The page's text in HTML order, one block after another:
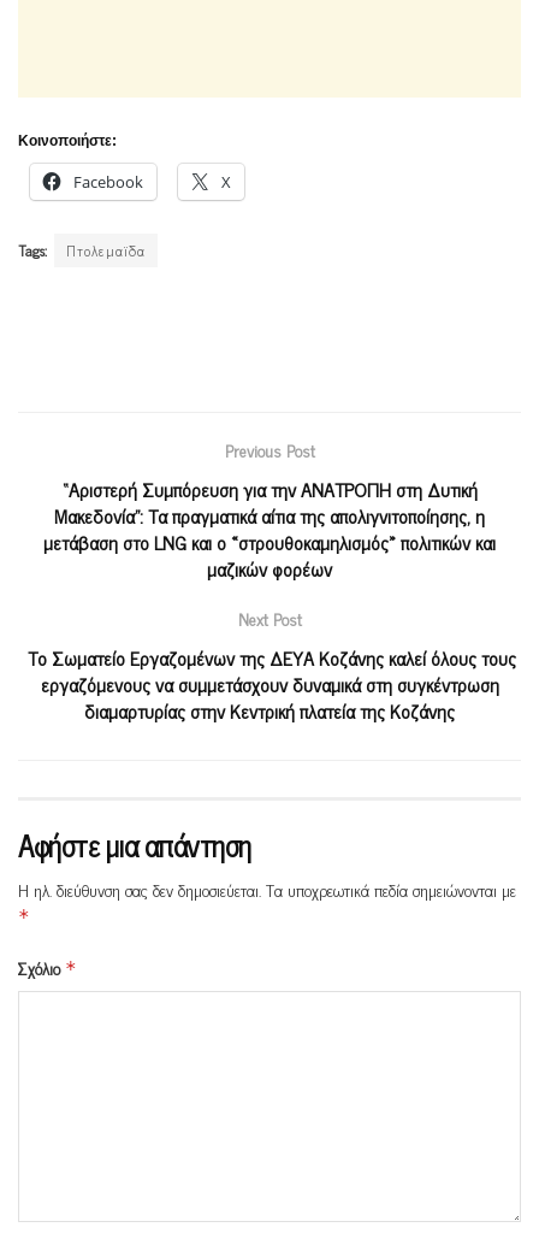
Κοινοποιήστε:
Facebook X
Tags: Πτολεμαϊδα
Previous Post
“Αριστερή Συμπόρευση για την ΑΝΑΤΡΟΠΗ στη Δυτική
Μακεδονία”: Τα πραγματικά αίτια της απολιγνιτοποίησης, η
μετάβαση στο LNG και ο «στρουθοκαμηλισμός» πολιτικών και
μαζικών φορέων
Next Post
Το Σωματείο Εργαζομένων της ΔΕΥΑ Κοζάνης καλεί όλους τους
εργαζόμενους να συμμετάσχουν δυναμικά στη συγκέντρωση
διαμαρτυρίας στην Κεντρική πλατεία της Κοζάνης
Αφήστε μια απάντηση
Η ηλ. διεύθυνση σας δεν δημοσιεύεται. Τα υποχρεωτικά πεδία σημειώνονται με
*
Σχόλιο *